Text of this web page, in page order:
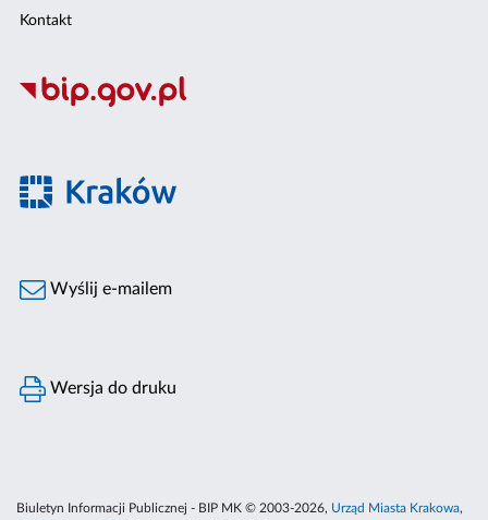
Kontakt
Wyślij e-mailem
Wersja do druku
Biuletyn Informacji Publicznej - BIP MK © 2003-2026, Urząd Miasta Krakowa,